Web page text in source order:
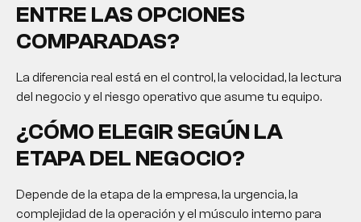
ENTRE LAS OPCIONES
COMPARADAS?
La diferencia real está en el control, la velocidad, la lectura
del negocio y el riesgo operativo que asume tu equipo.
¿CÓMO ELEGIR SEGÚN LA
ETAPA DEL NEGOCIO?
Depende de la etapa de la empresa, la urgencia, la
complejidad de la operación y el músculo interno para